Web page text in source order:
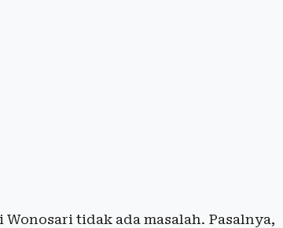
tidak ada masalah. Pasalnya,